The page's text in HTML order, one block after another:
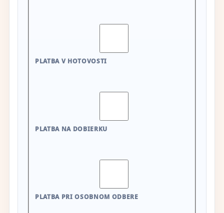
PLATBA V HOTOVOSTI
PLATBA NA DOBIERKU
PLATBA PRI OSOBNOM ODBERE